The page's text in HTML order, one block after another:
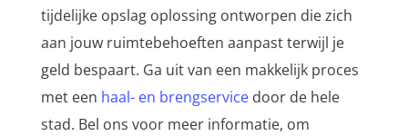
tijdelijke opslag oplossing ontworpen die zich
aan jouw ruimtebehoeften aanpast terwijl je
geld bespaart. Ga uit van een makkelijk proces
met een haal- en brengservicedoor de hele
stad. Bel ons voor meer informatie, om